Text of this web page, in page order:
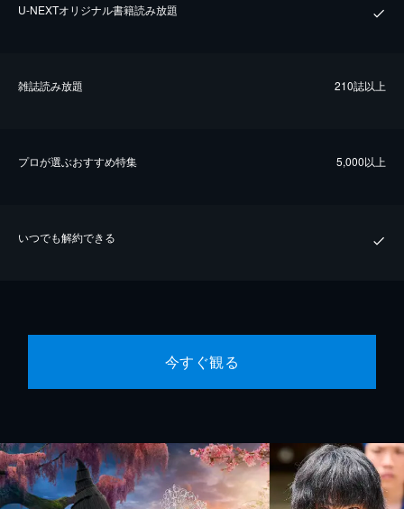
U-NEXTオリジナル書籍読み放題
雑誌読み放題 210誌以上
プロが選ぶおすすめ特集 5,000以上
いつでも解約できる
今すぐ観る